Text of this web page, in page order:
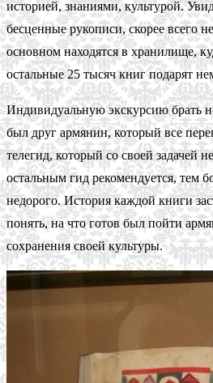
историей, знаниями, культурой.
бесценные рукописи, скорее всего
основном находятся в хранилище,
остальные 25 тысяч книг подарят
Индивидуальную экскурсию брать
был друг армянин, который все
телегид, который со своей задачей
остальным гид рекомендуется, тем
недорого. История каждой книги
понять, на что готов был пойти
сохранения своей культуры.